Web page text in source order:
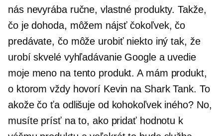
nás nevyrába ručne, vlastné produkty. Takže,
čo je dohoda, môžem nájsť čokoľvek, čo
predávate, čo môže urobiť niekto iný tak, že
urobí skvelé vyhľadávanie Google a uvedie
moje meno na tento produkt. A mám produkt,
o ktorom vždy hovorí Kevin na Shark Tank. To
akože čo ťa odlišuje od kohokoľvek iného? No,
musíte prísť na to, ako pridať hodnotu k